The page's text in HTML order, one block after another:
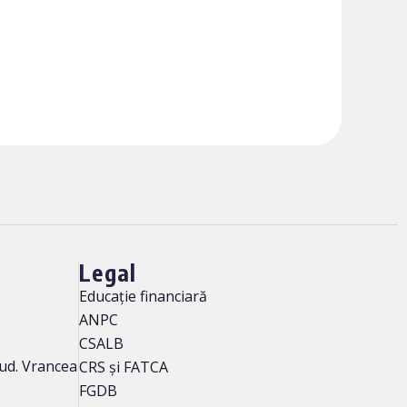
Vrancea
Legal
Educație financiară
ANPC
CSALB
CRS și FATCA
FGDB